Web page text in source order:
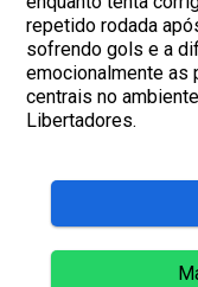
repetido rodada
sofrendo gols e a
emocionalmente as
centrais no
Libertadores.